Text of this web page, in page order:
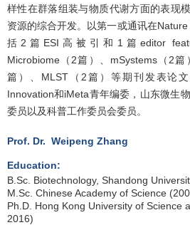
样性在群落组装与物质代谢方面的表现
资源的综合开发。以第一或通讯在Nature
括 2 篇 ESI 高被引和 1 篇 editor
Microbiome （ 2篇）、 mSystems（ 2篇
篇）、 MLST（ 2篇）等期刊发表论文
Innovation和iMeta青年编委，山东微生
委员以及科普工作委员会委员。
Prof. Dr. Weipeng Zhang
Education:
B.Sc. Biotechnology, Shandong
M.Sc. Chinese Academy of Science
Ph.D. Hong Kong University of Science
2016)